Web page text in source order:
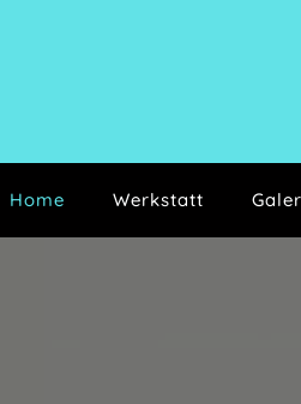
Home Werkstatt